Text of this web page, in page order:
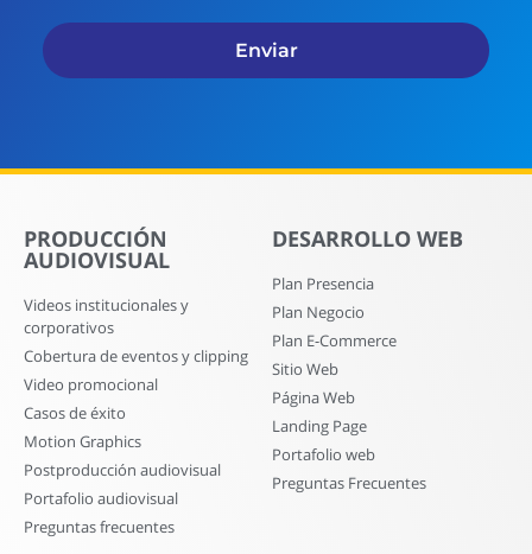
Enviar
PRODUCCIÓN
AUDIOVISUAL
Videos institucionales y
corporativos
Cobertura de eventos y clipping
Video promocional
Casos de éxito
Motion Graphics
Postproducción audiovisual
Portafolio audiovisual
Preguntas frecuentes
DESARROLLO WEB
Plan Presencia
Plan Negocio
Plan E-Commerce
Sitio Web
Página Web
Landing Page
Portafolio web
Preguntas Frecuentes